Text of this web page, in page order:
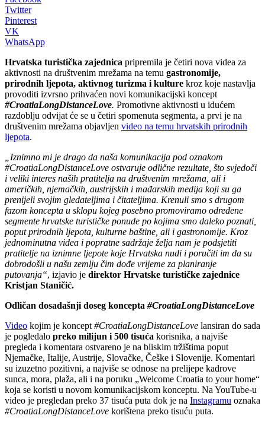
Twitter
Pinterest
VK
WhatsApp
Hrvatska turistička zajednica pripremila je četiri nova videa za
aktivnosti na društvenim mrežama na temu gastronomije,
prirodnih ljepota, aktivnog turizma i kulture kroz koje nastavlja
provoditi izvrsno prihvaćen novi komunikacijski koncept
#CroatiaLongDistanceLove. Promotivne aktivnosti u idućem
razdoblju odvijat će se u četiri spomenuta segmenta, a prvi je na
društvenim mrežama objavljen video na temu hrvatskih prirodnih
ljepota.
„Iznimno mi je drago da naša komunikacija pod oznakom
#CroatiaLongDistanceLove ostvaruje odlične rezultate, što svjedoči
i veliki interes naših pratitelja na društvenim mrežama, ali i
američkih, njemačkih, austrijskih i mađarskih medija koji su ga
prenijeli svojim gledateljima i čitateljima. Krenuli smo s drugom
fazom koncepta u sklopu kojeg posebno promoviramo određene
segmente hrvatske turističke ponude po kojima smo daleko poznati,
poput prirodnih ljepota, kulturne baštine, ali i gastronomije. Kroz
jednominutna videa i popratne sadržaje želja nam je podsjetiti
pratitelje na iznimne ljepote koje Hrvatska nudi i poručiti im da su
dobrodošli u našu zemlju čim dođe vrijeme za planiranje
putovanja“, izjavio je direktor Hrvatske turističke zajednice
Kristjan Staničić.
Odličan dosadašnji doseg koncepta #CroatiaLongDistanceLove
Video kojim je koncept #CroatiaLongDistanceLove lansiran do sada
je pogledalo preko milijun i 500 tisuća korisnika, a najviše
pregleda i komentara ostvareno je na bliskim tržištima poput
Njemačke, Italije, Austrije, Slovačke, Češke i Slovenije. Komentari
su izuzetno pozitivni, a najviše se odnose na prelijepe kadrove
sunca, mora, plaža, ali i na poruku „Welcome Croatia to your home“
koja se koristi u novom komunikacijskom konceptu. Na YouTube-u
video je pregledan preko 37 tisuća puta dok je na Instagramu oznaka
#CroatiaLongDistanceLove korištena preko tisuću puta.